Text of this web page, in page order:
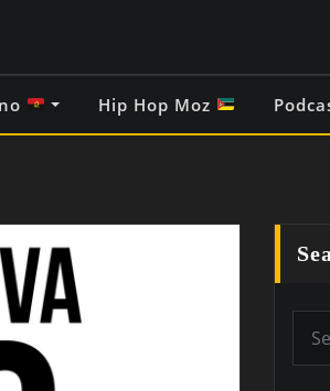
Hip Hop Moz